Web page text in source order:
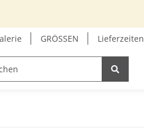
GRÖSSEN Lieferzeiten
GUTSCHEIN INFOECKE